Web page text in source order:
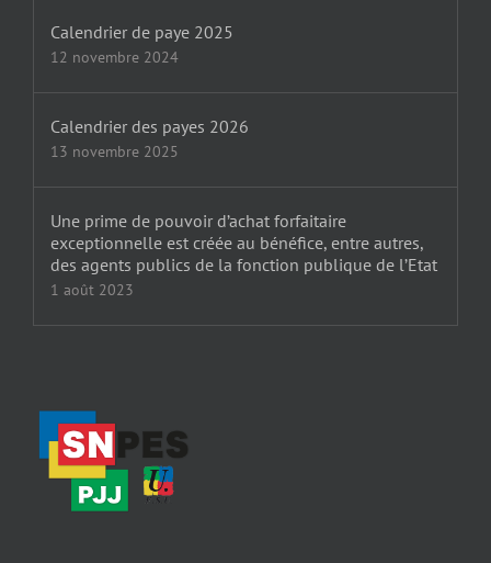
Calendrier de paye 2025
12 novembre 2024
Calendrier des payes 2026
13 novembre 2025
Une prime de pouvoir d’achat forfaitaire
exceptionnelle est créée au bénéfice, entre autres,
des agents publics de la fonction publique de l’Etat
1 août 2023